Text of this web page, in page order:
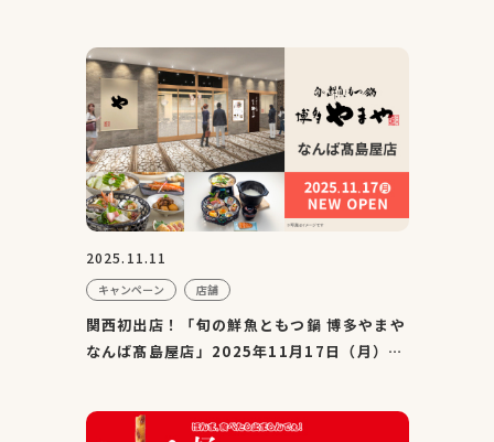
2025.11.11
キャンペーン 店舗
関西初出店！「旬の鮮魚ともつ鍋 博多やまや
なんば髙島屋店」2025年11月17日（月）オ